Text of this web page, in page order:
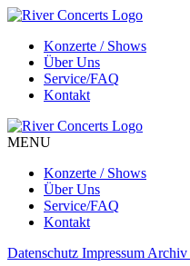
Konzerte / Shows
Über Uns
Service/FAQ
Kontakt
MENU
Konzerte / Shows
Über Uns
Service/FAQ
Kontakt
Datenschutz Impressum Archiv